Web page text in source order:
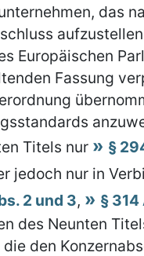
das
Europäischen
Fassung
Titels nur
§
jedoch nur in
2 und 3, § 314
des Neunten
den